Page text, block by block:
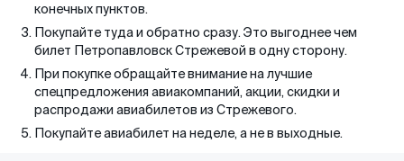
конечных пунктов.
Покупайте туда и обратно сразу. Это выгоднее чем
билет Петропавловск Стрежевой в одну сторону.
При покупке обращайте внимание на лучшие
спецпредложения авиакомпаний, акции, скидки и
распродажи авиабилетов из Стрежевого.
Покупайте авиабилет на неделе, а не в выходные.